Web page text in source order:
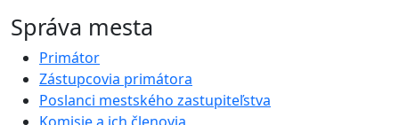
Správa mesta
Primátor
Zástupcovia primátora
Poslanci mestského zastupiteľstva